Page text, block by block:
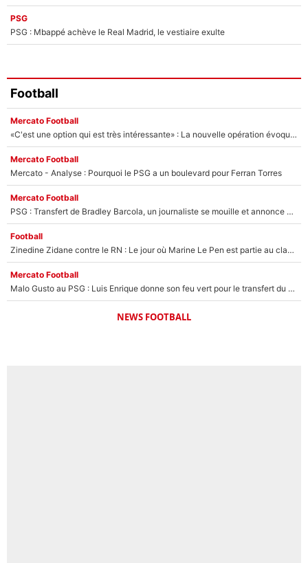
PSG
PSG : Mbappé achève le Real Madrid, le vestiaire exulte
Football
Mercato Football
«C'est une option qui est très intéressante» : La nouvelle opération évoquée au PSG est déjà validée dans l’After Foot
Mercato Football
Mercato - Analyse : Pourquoi le PSG a un boulevard pour Ferran Torres
Mercato Football
PSG : Transfert de Bradley Barcola, un journaliste se mouille et annonce déjà la fin du feuilleton !
Football
Zinedine Zidane contre le RN : Le jour où Marine Le Pen est partie au clash avec le sélectionneur de l’équipe de France
Mercato Football
Malo Gusto au PSG : Luis Enrique donne son feu vert pour le transfert du Français qui pourrait atteindre une somme record
NEWS FOOTBALL